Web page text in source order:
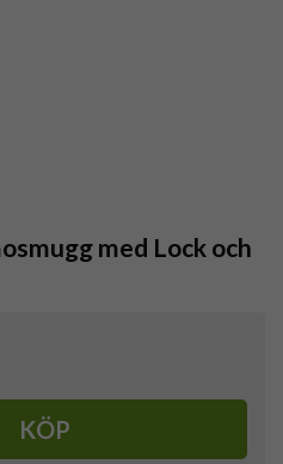
med Lock och
KÖP